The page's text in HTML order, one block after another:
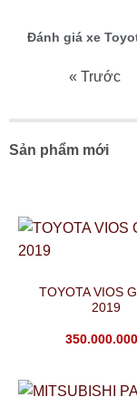
Đánh giá xe
« Trước
Sản phẩm mới
TOYOTA VIOS
2019
350.000.000